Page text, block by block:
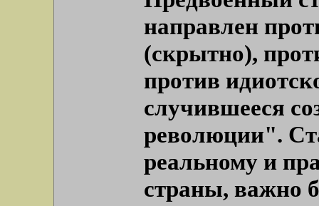
направлен
(скрытно),
против
случившееся
революции".
реальному и
страны, важно